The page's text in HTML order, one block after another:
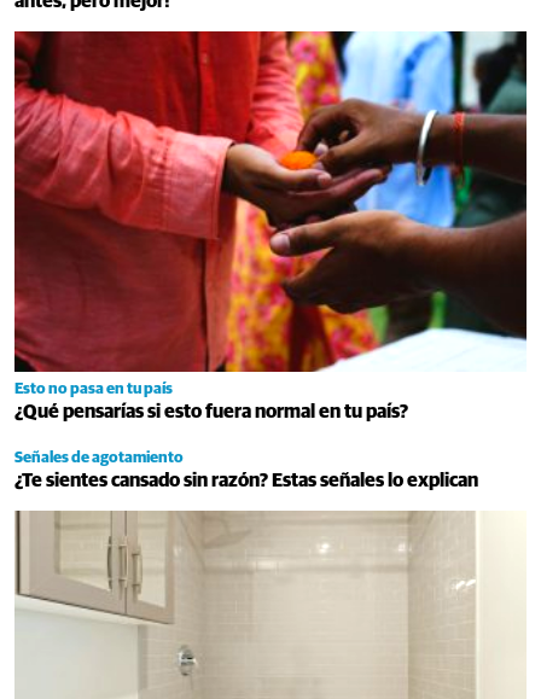
Esto no pasa en tu país
¿Qué pensarías si esto fuera normal en tu país?